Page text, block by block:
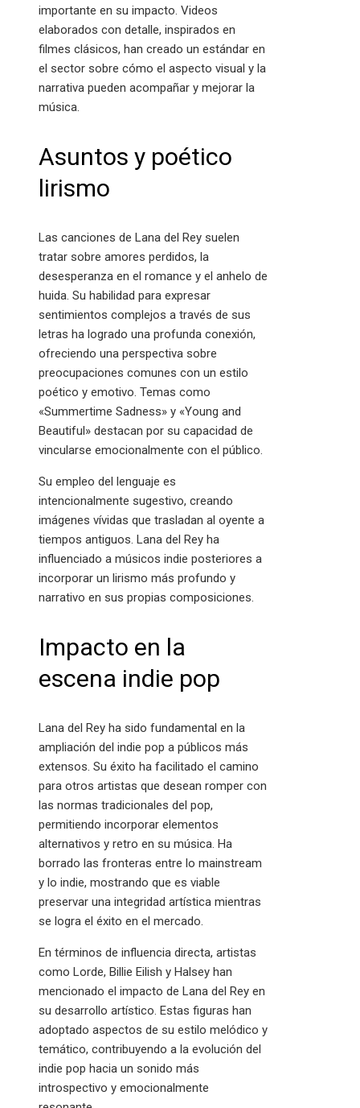
importante en su impacto. Videos
elaborados con detalle, inspirados en
filmes clásicos, han creado un estándar en
el sector sobre cómo el aspecto visual y la
narrativa pueden acompañar y mejorar la
música.
Asuntos y poético
lirismo
Las canciones de Lana del Rey suelen
tratar sobre amores perdidos, la
desesperanza en el romance y el anhelo de
huida. Su habilidad para expresar
sentimientos complejos a través de sus
letras ha logrado una profunda conexión,
ofreciendo una perspectiva sobre
preocupaciones comunes con un estilo
poético y emotivo. Temas como
«Summertime Sadness» y «Young and
Beautiful» destacan por su capacidad de
vincularse emocionalmente con el público.
Su empleo del lenguaje es
intencionalmente sugestivo, creando
imágenes vívidas que trasladan al oyente a
tiempos antiguos. Lana del Rey ha
influenciado a músicos indie posteriores a
incorporar un lirismo más profundo y
narrativo en sus propias composiciones.
Impacto en la
escena indie pop
Lana del Rey ha sido fundamental en la
ampliación del indie pop a públicos más
extensos. Su éxito ha facilitado el camino
para otros artistas que desean romper con
las normas tradicionales del pop,
permitiendo incorporar elementos
alternativos y retro en su música. Ha
borrado las fronteras entre lo mainstream
y lo indie, mostrando que es viable
preservar una integridad artística mientras
se logra el éxito en el mercado.
En términos de influencia directa, artistas
como Lorde, Billie Eilish y Halsey han
mencionado el impacto de Lana del Rey en
su desarrollo artístico. Estas figuras han
adoptado aspectos de su estilo melódico y
temático, contribuyendo a la evolución del
indie pop hacia un sonido más
introspectivo y emocionalmente